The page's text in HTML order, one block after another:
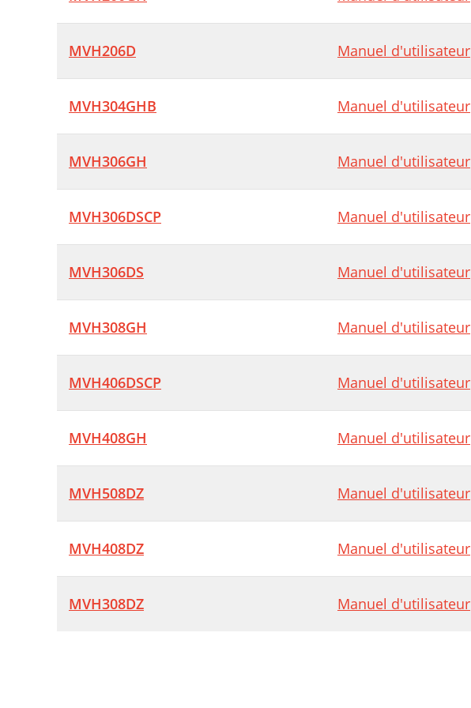
MVH206D Manuel d'utilisateur
MVH304GHB Manuel d'utilisateur
MVH306GH Manuel d'utilisateur
MVH306DSCP Manuel d'utilisateur
MVH306DS Manuel d'utilisateur
MVH308GH Manuel d'utilisateur
MVH406DSCP Manuel d'utilisateur
MVH408GH Manuel d'utilisateur
MVH508DZ Manuel d'utilisateur
MVH408DZ Manuel d'utilisateur
MVH308DZ Manuel d'utilisateur